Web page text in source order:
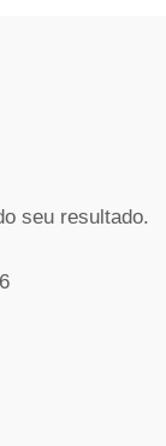
seu resultado.